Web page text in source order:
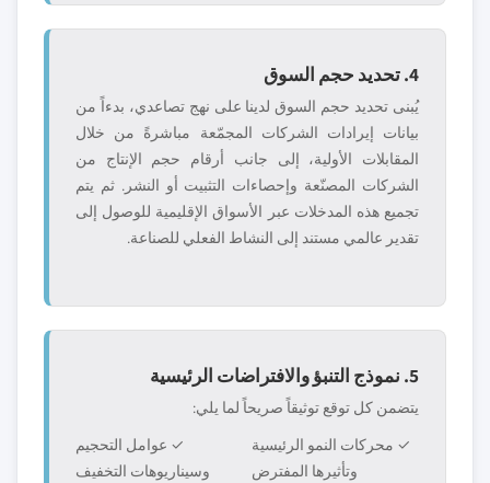
4. تحديد حجم السوق
يُبنى تحديد حجم السوق لدينا على نهج تصاعدي، بدءاً من
بيانات إيرادات الشركات المجمّعة مباشرةً من خلال
المقابلات الأولية، إلى جانب أرقام حجم الإنتاج من
الشركات المصنّعة وإحصاءات التثبيت أو النشر. ثم يتم
تجميع هذه المدخلات عبر الأسواق الإقليمية للوصول إلى
تقدير عالمي مستند إلى النشاط الفعلي للصناعة.
5. نموذج التنبؤ والافتراضات الرئيسية
يتضمن كل توقع توثيقاً صريحاً لما يلي:
✓ محركات النمو الرئيسية
وتأثيرها المفترض
✓ عوامل التحجيم
وسيناريوهات التخفيف